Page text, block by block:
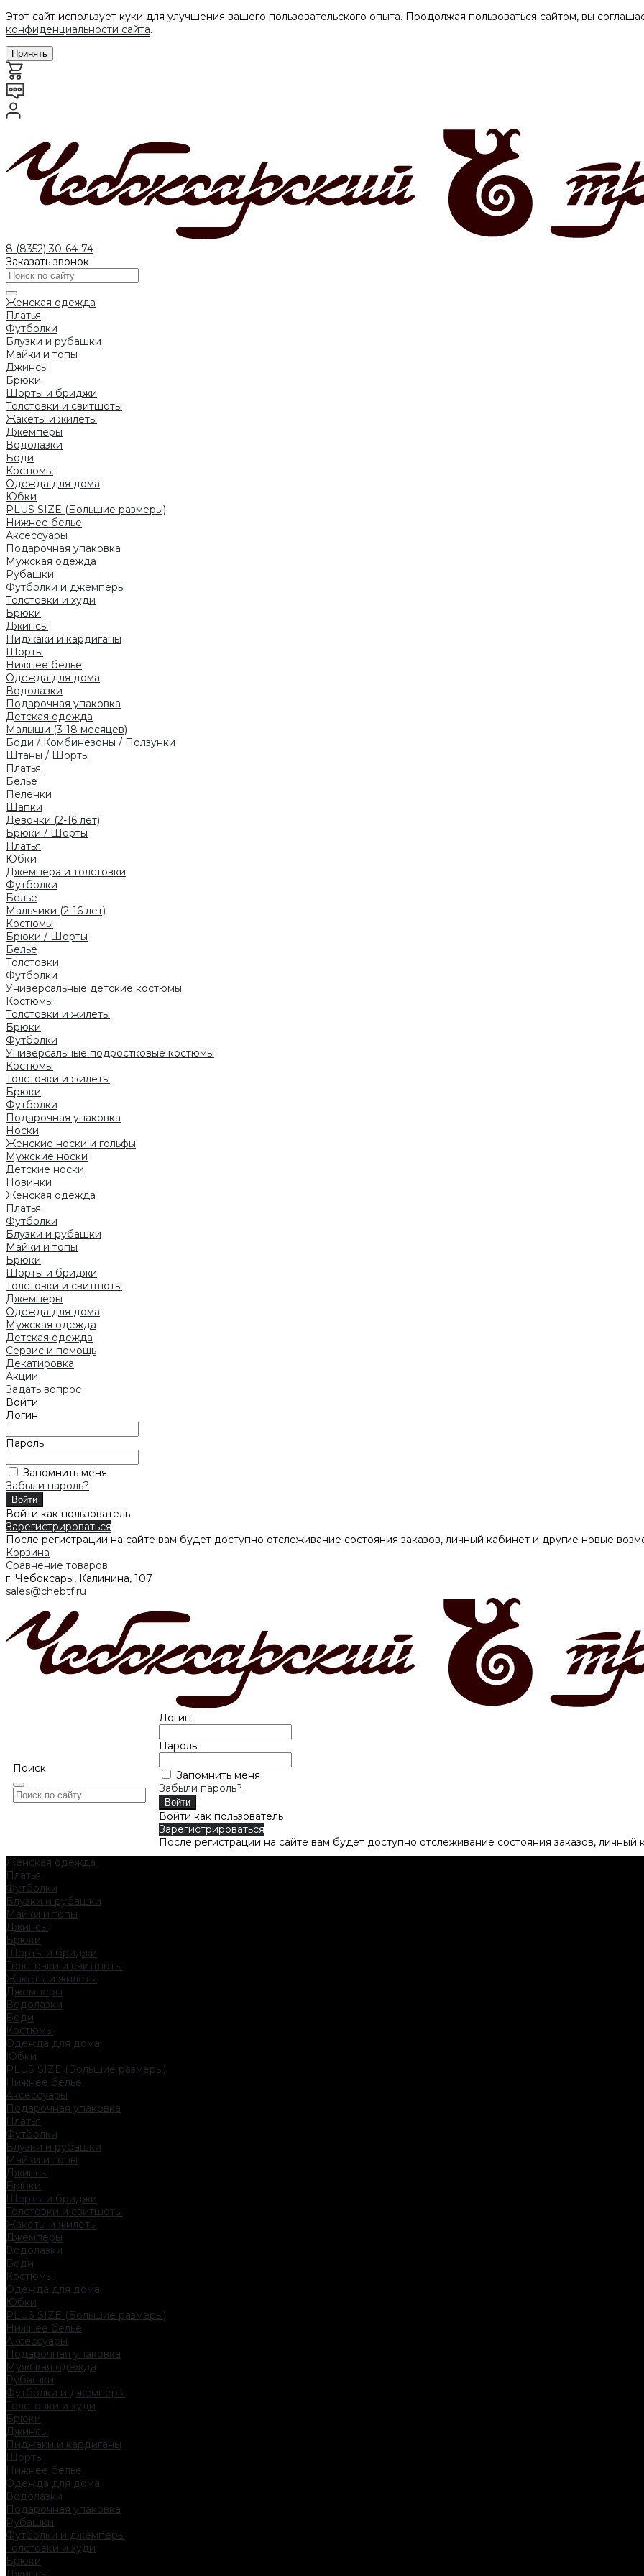
Этот сайт использует куки для улучшения вашего пользовательского опыта. Продолжая пользоваться сайтом, вы
конфиденциальности сайта.
Принять
8 (8352) 30-64-74
Заказать звонок
Женская одежда
Платья
Футболки
Блузки и рубашки
Майки и топы
Джинсы
Брюки
Шорты и бриджи
Толстовки и свитшоты
Жакеты и жилеты
Джемперы
Водолазки
Боди
Костюмы
Одежда для дома
Юбки
PLUS SIZE (Большие размеры)
Нижнее белье
Аксессуары
Подарочная упаковка
Мужская одежда
Рубашки
Футболки и джемперы
Толстовки и худи
Брюки
Джинсы
Пиджаки и кардиганы
Шорты
Нижнее белье
Одежда для дома
Водолазки
Подарочная упаковка
Детская одежда
Малыши (3-18 месяцев)
Боди / Комбинезоны / Ползунки
Штаны / Шорты
Платья
Белье
Пеленки
Шапки
Девочки (2-16 лет)
Брюки / Шорты
Платья
Юбки
Джемпера и толстовки
Футболки
Белье
Мальчики (2-16 лет)
Костюмы
Брюки / Шорты
Белье
Толстовки
Футболки
Универсальные детские костюмы
Костюмы
Толстовки и жилеты
Брюки
Футболки
Универсальные подростковые костюмы
Костюмы
Толстовки и жилеты
Брюки
Футболки
Подарочная упаковка
Носки
Женские носки и гольфы
Мужские носки
Детские носки
Новинки
Женская одежда
Платья
Футболки
Блузки и рубашки
Майки и топы
Брюки
Шорты и бриджи
Толстовки и свитшоты
Джемперы
Одежда для дома
Мужская одежда
Детская одежда
Сервис и помощь
Декатировка
Акции
Задать вопрос
Войти
Логин
Пароль
Запомнить меня
Забыли пароль?
Войти как пользователь
Зарегистрироваться
После регистрации на сайте вам будет доступно отслеживание состояния заказов, личный кабинет и другие новые
Корзина
Сравнение товаров
г. Чебоксары, Калинина, 107
sales@chebtf.ru
Поиск
Логин
Пароль
Запомнить меня
Забыли пароль?
Войти как пользователь
Зарегистрироваться
После регистрации на сайте вам будет доступно отслеживание состояния заказов,
Женская одежда
Платья
Футболки
Блузки и рубашки
Майки и топы
Джинсы
Брюки
Шорты и бриджи
Толстовки и свитшоты
Жакеты и жилеты
Джемперы
Водолазки
Боди
Костюмы
Одежда для дома
Юбки
PLUS SIZE (Большие размеры)
Нижнее белье
Аксессуары
Подарочная упаковка
Платья
Футболки
Блузки и рубашки
Майки и топы
Джинсы
Брюки
Шорты и бриджи
Толстовки и свитшоты
Жакеты и жилеты
Джемперы
Водолазки
Боди
Костюмы
Одежда для дома
Юбки
PLUS SIZE (Большие размеры)
Нижнее белье
Аксессуары
Подарочная упаковка
Мужская одежда
Рубашки
Футболки и джемперы
Толстовки и худи
Брюки
Джинсы
Пиджаки и кардиганы
Шорты
Нижнее белье
Одежда для дома
Водолазки
Подарочная упаковка
Рубашки
Футболки и джемперы
Толстовки и худи
Брюки